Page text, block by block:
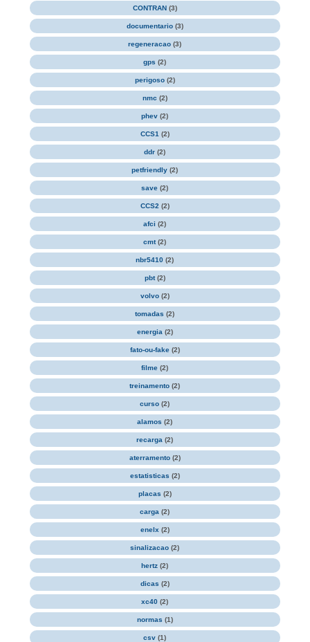
CONTRAN (3)
documentario (3)
regeneracao (3)
gps (2)
perigoso (2)
nmc (2)
phev (2)
CCS1 (2)
ddr (2)
petfriendly (2)
save (2)
CCS2 (2)
afci (2)
cmt (2)
nbr5410 (2)
pbt (2)
volvo (2)
tomadas (2)
energia (2)
fato-ou-fake (2)
filme (2)
treinamento (2)
curso (2)
alamos (2)
recarga (2)
aterramento (2)
estatisticas (2)
placas (2)
carga (2)
enelx (2)
sinalizacao (2)
hertz (2)
dicas (2)
xc40 (2)
normas (1)
csv (1)